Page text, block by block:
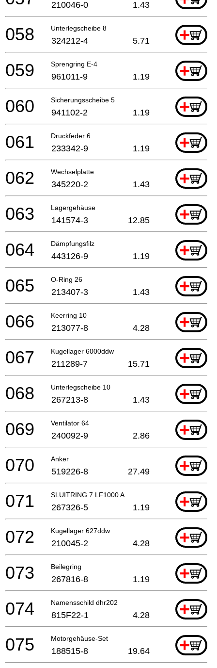
210046-0 1.43
Unterlegscheibe 8 +
058 324212-4 5.71
Sprengring E-4 +
059 961011-9 1.19
Sicherungsscheibe 5 +
060 941102-2 1.19
Druckfeder 6 +
061 233342-9 1.19
Wechselplatte +
062 345220-2 1.43
Lagergehäuse +
063 141574-3 12.85
Dämpfungsfilz +
064 443126-9 1.19
O-Ring 26 +
065 213407-3 1.43
Keerring 10 +
066 213077-8 4.28
Kugellager 6000ddw +
067 211289-7 15.71
Unterlegscheibe 10 +
068 267213-8 1.43
Ventilator 64 +
069 240092-9 2.86
Anker +
070 519226-8 27.49
SLUITRING 7 LF1000 A +
071 267326-5 1.19
Kugellager 627ddw +
072 210045-2 4.28
Beilegring +
073 267816-8 1.19
Namensschild dhr202 +
074 815F22-1 4.28
Motorgehäuse-Set +
075 188515-8 19.64